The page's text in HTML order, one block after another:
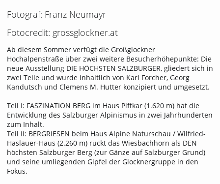
Fotograf: Franz Neumayr
Fotocredit: grossglockner.at
Ab diesem Sommer verfügt die Großglockner
Hochalpenstraße über zwei weitere Besucherhöhepunkte: Die
neue Ausstellung DIE HÖCHSTEN SALZBURGER, gliedert sich in
zwei Teile und wurde inhaltlich von Karl Forcher, Georg
Kandutsch und Clemens M. Hutter konzipiert und umgesetzt.
Teil I: FASZINATION BERG im Haus Piffkar (1.620 m) hat die
Entwicklung des Salzburger Alpinismus in zwei Jahrhunderten
zum Inhalt.
Teil II: BERGRIESEN beim Haus Alpine Naturschau / Wilfried-
Haslauer-Haus (2.260 m) rückt das Wiesbachhorn als DEN
höchsten Salzburger Berg (zur Gänze auf Salzburger Grund)
und seine umliegenden Gipfel der Glocknergruppe in den
Fokus.